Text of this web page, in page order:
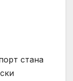
стана